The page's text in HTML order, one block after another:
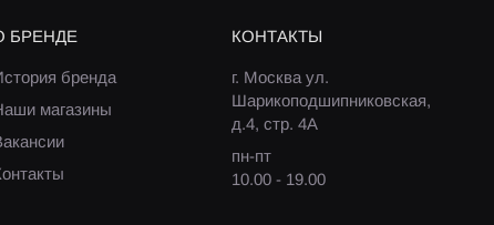
БРЕНДЕ
бренда
магазины
КОНТАКТЫ
г. Москва ул.
Шарикоподшипниковская,
д.4, стр. 4А
пн-пт
10.00 - 19.00